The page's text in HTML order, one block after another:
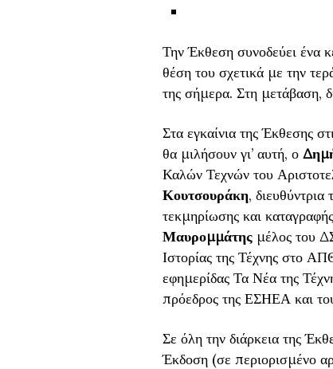
Την Έκθεση συνοδεύει ένα
θέση του σχετικά με την
της σήμερα. Στη μετάβαση,
Στα εγκαίνια της Έκθεσης
θα μιλήσουν γι’ αυτή, ο
Καλών Τεχνών του
Κουτσουράκη,
τεκμηρίωσης και
Μαυρομμάτηςμέλος του
Ιστορίας της Τέχνης στο
εφημερίδας Τα Νέα της
πρόεδρος της ΕΣΗΕΑ και
Σε όλη την διάρκεια της
Έκδοση (σε περιορισμένο